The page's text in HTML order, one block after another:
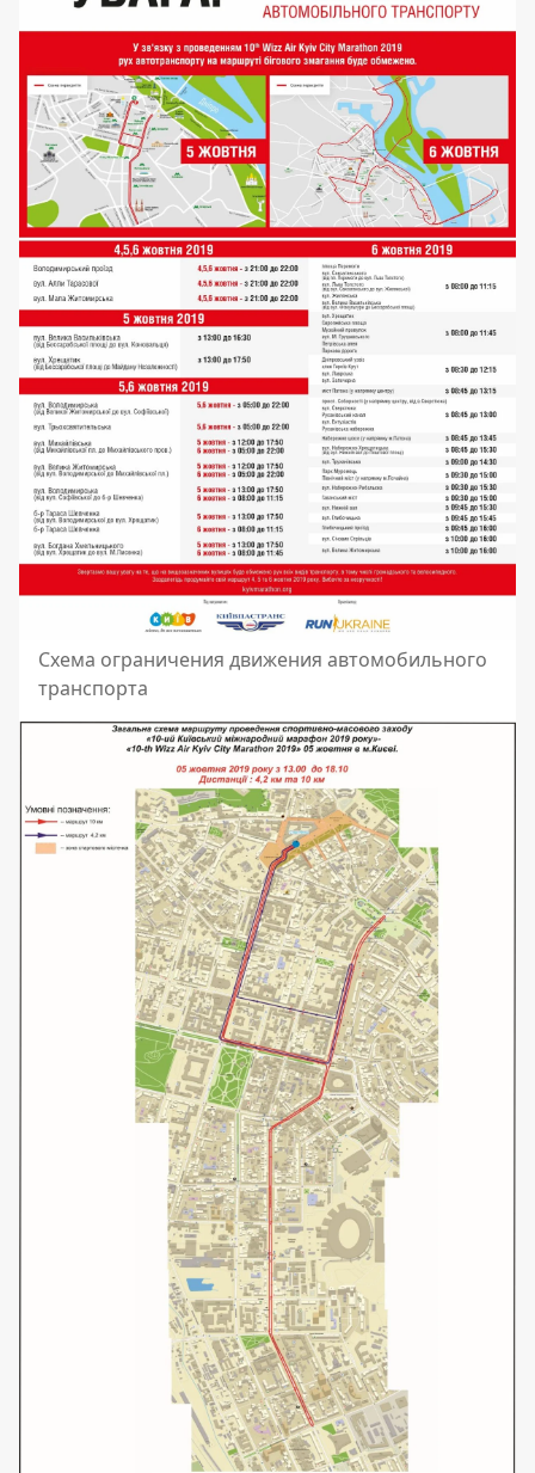
Схема ограничения движения автомобильного
транспорта